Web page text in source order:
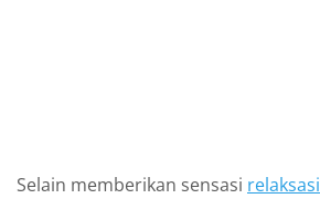
Selain memberikan sensasi relaksasi